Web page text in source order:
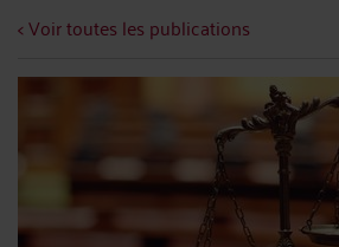
< Voir toutes les publications